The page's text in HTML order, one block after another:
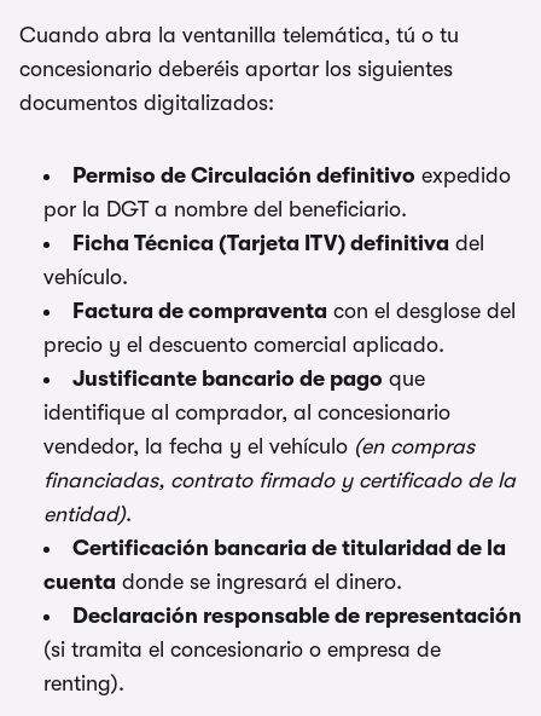
Cuando abra la ventanilla telemática, tú o tu
concesionario deberéis aportar los siguientes
documentos digitalizados:
Permiso de Circulación definitivo expedido
por la DGT a nombre del beneficiario.
Ficha Técnica (Tarjeta ITV) definitiva del
vehículo.
Factura de compraventa con el desglose del
precio y el descuento comercial aplicado.
Justificante bancario de pago que
identifique al comprador, al concesionario
vendedor, la fecha y el vehículo (en compras
financiadas, contrato firmado y certificado de la
entidad).
Certificación bancaria de titularidad de la
cuenta donde se ingresará el dinero.
Declaración responsable de representación
(si tramita el concesionario o empresa de
renting).